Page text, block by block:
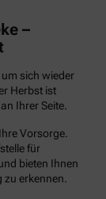
–
sich wieder
Herbst ist
Ihrer Seite.
Vorsorge.
für
bieten Ihnen
erkennen.